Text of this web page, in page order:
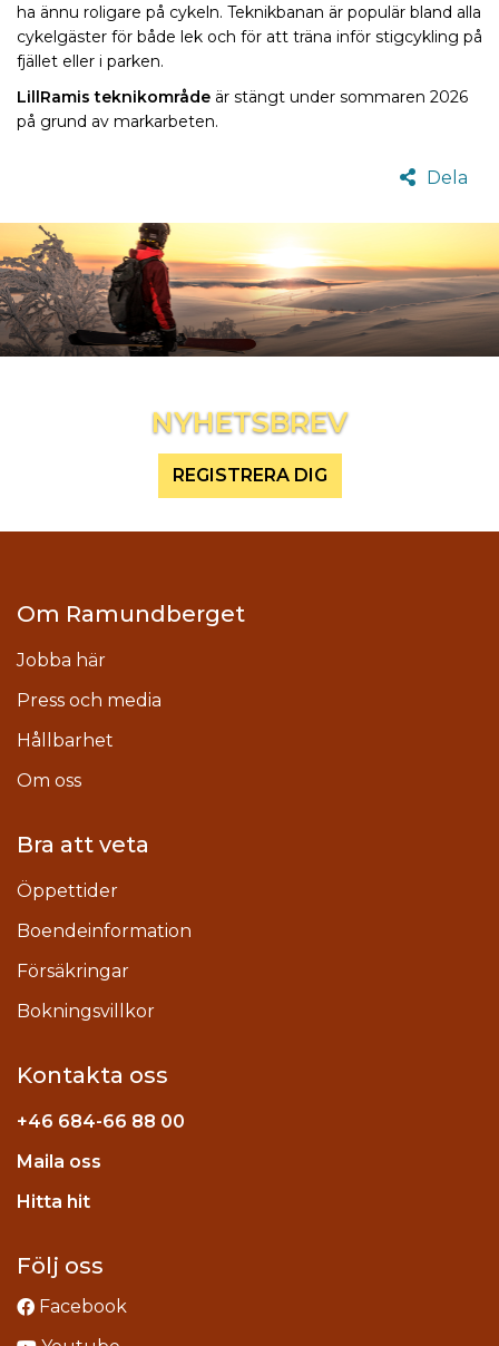
ha ännu roligare på cykeln. Teknikbanan är populär bland alla
cykelgäster för både lek och för att träna inför stigcykling på
fjället eller i parken.
LillRamis teknikområde är stängt under sommaren 2026
på grund av markarbeten.
Dela
NYHETSBREV
REGISTRERA DIG
Om Ramundberget
Jobba här
Press och media
Hållbarhet
Om oss
Bra att veta
Öppettider
Boendeinformation
Försäkringar
Bokningsvillkor
Kontakta oss
+46 684-66 88 00
Maila oss
Hitta hitstagram
Följ oss
Facebook